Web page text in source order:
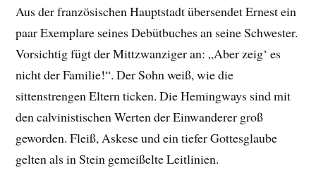
Aus der französischen Hauptstadt übersendet Ernest ein
paar Exemplare seines Debütbuches an seine Schwester.
Vorsichtig fügt der Mittzwanziger an: „Aber zeig‘ es
nicht der Familie!“. Der Sohn weiß, wie die
sittenstrengen Eltern ticken. Die Hemingways sind mit
den calvinistischen Werten der Einwanderer groß
geworden. Fleiß, Askese und ein tiefer Gottesglaube
gelten als in Stein gemeißelte Leitlinien.